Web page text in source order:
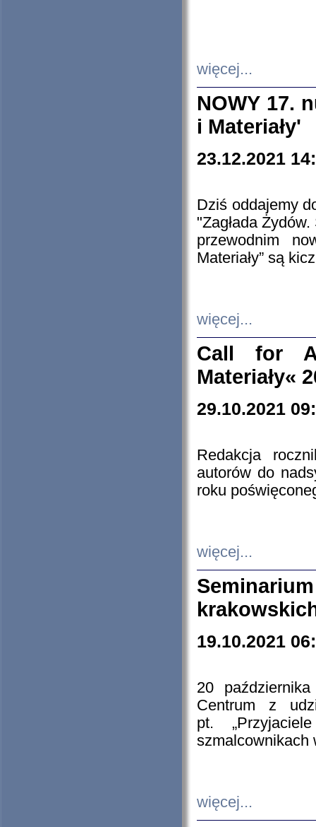
więcej...
NOWY 17.
i Materiały'
23.12.2021
Dziś oddajemy
"Zagłada
przewodnim
Materiały” są
więcej...
Call for
Materiały«
29.10.2021
Redakcja
autorów do
roku
więcej...
19.10.2021
20
Centrum z
pt.
szmalcownikach
więcej...